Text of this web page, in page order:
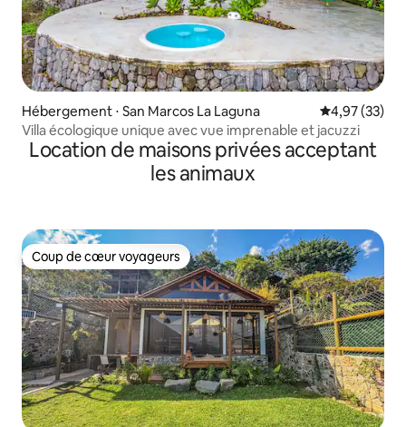
Hébergement ⋅ San Marcos La Laguna Évaluation
4,97 (33)
Villa écologique unique avec vue imprenable et jacuzzi
Location de maisons privées acceptant
les animaux
Coup de cœur voyageurs
Coup de cœur voyageurs